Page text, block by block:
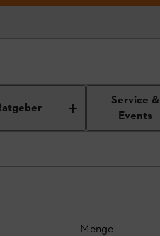
Service &
Events
Menge